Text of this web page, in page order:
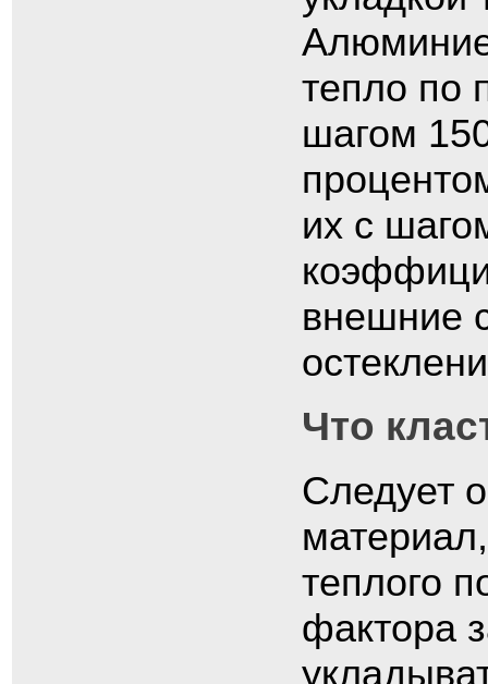
тепло по
шагом
их с
внешние
Что
Следует
теплого
фактора